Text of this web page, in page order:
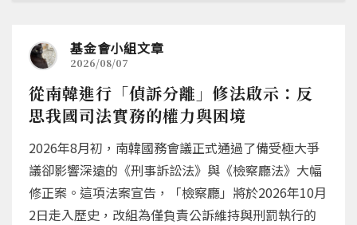
基金會小組文章
2026/08/07
從南韓進行「偵訴分離」修法啟示：反
思我國司法實務的權力與困境
2026年8月初，南韓國務會議正式通過了備受極大爭
議卻影響深遠的《刑事訴訟法》與《檢察廳法》大幅
修正案。這項法案宣告，「檢察廳」將於2026年10月
2日走入歷史，改組為僅負責公訴維持與刑罰執行的